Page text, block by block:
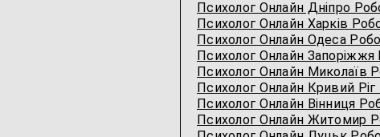
Психолог Онлайн Дніпро
Психолог Онлайн Харків
Психолог Онлайн Одеса
Психолог Онлайн Запоріжжя
Психолог Онлайн Миколаїв
Психолог Онлайн Кривий
Психолог Онлайн Вінниця
Психолог Онлайн Житомир